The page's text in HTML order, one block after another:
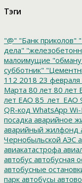
Тэги
"@" "Банк приколов"
дела"
малоимущие
субботник"
112 2018 23 февраля
Марта 80 лет 80 лет
лет ЕАО 85_лет_ЕАО
QR-код WhatsApp Wi-
посадка аварийное
аварийный жилфонд
Чернобыльской АЭС
авиакатастрофа
автобус автобусная
автобусные
парк автобусы